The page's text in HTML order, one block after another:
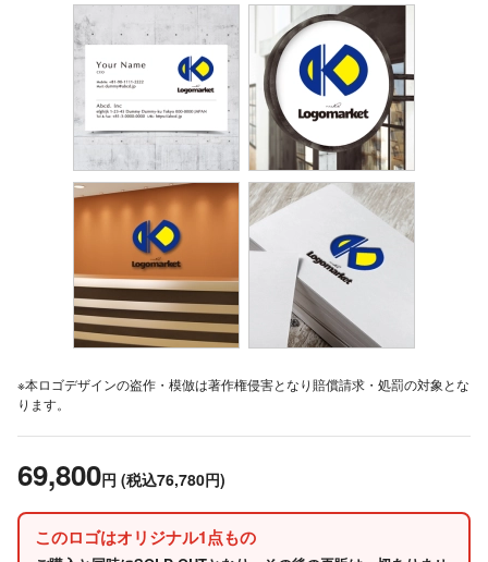
※本ロゴデザインの盗作・模倣は著作権侵害となり賠償請求・処罰の対象とな
ります。
69,800円 (税込76,780円)
このロゴはオリジナル1点もの